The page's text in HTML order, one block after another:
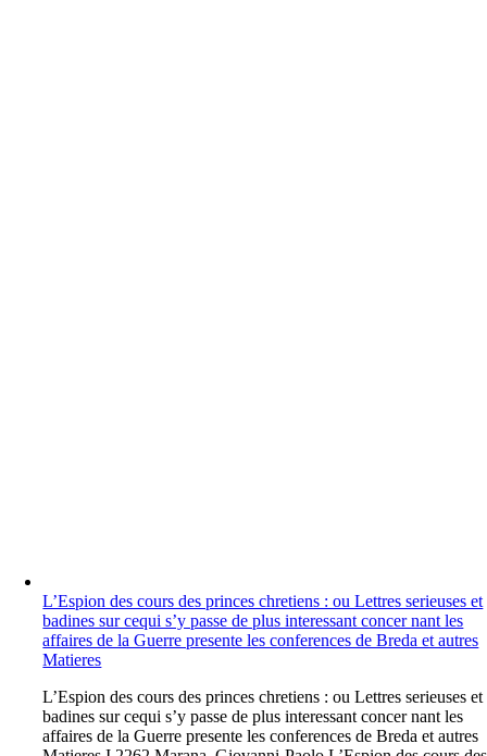
L’Espion des cours des princes chretiens : ou Lettres serieuses et
badines sur cequi s’y passe de plus interessant concer nant les
affaires de la Guerre presente les conferences de Breda et autres
Matieres
L’Espion des cours des princes chretiens : ou Lettres serieuses et
badines sur cequi s’y passe de plus interessant concer nant les
affaires de la Guerre presente les conferences de Breda et autres